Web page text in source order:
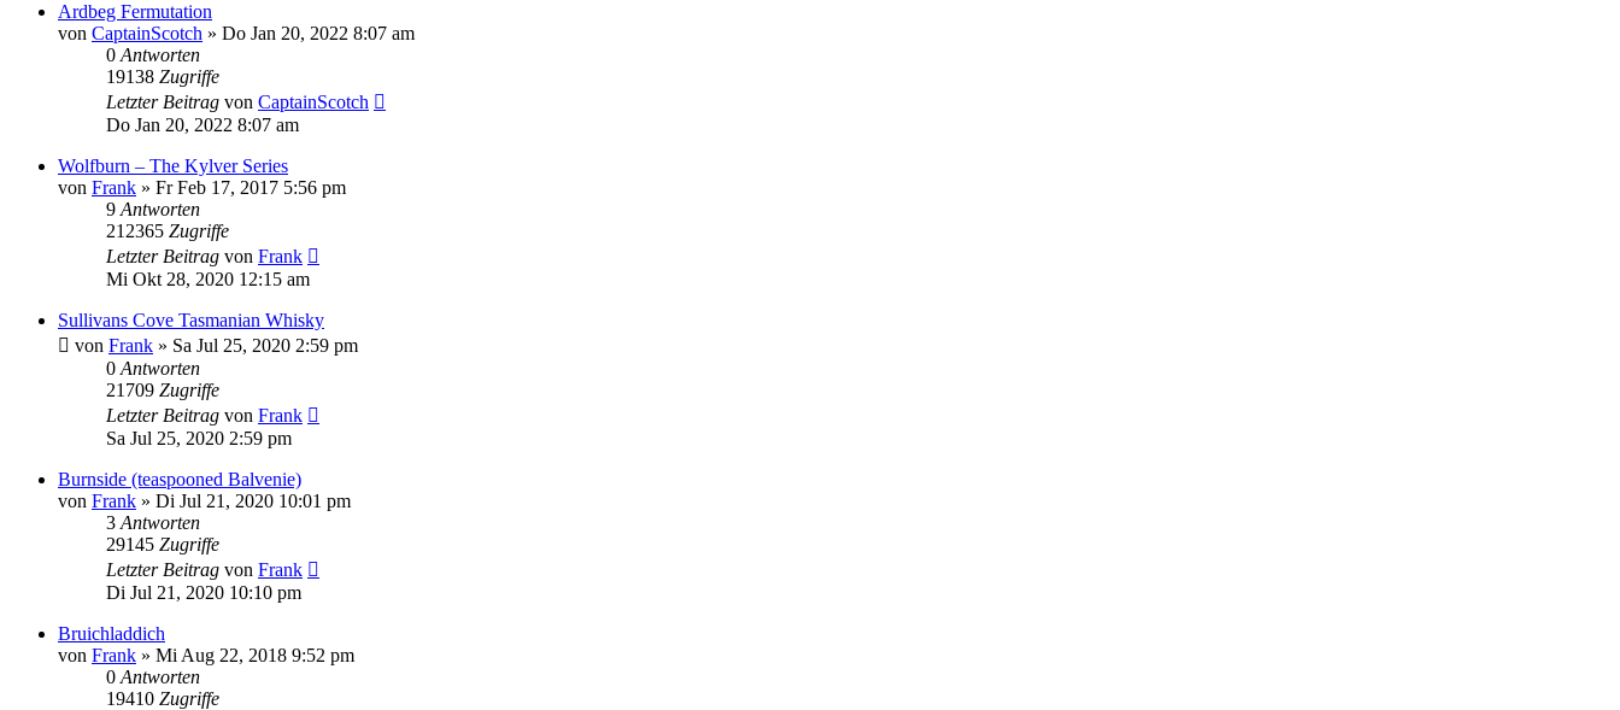
Ardbeg Fermutation
von CaptainScotch » Do Jan 20, 2022 8:07 am
0 Antworten
19138 Zugriffe
Letzter Beitrag von CaptainScotch
Do Jan 20, 2022 8:07 am
Wolfburn – The Kylver Series
von Frank » Fr Feb 17, 2017 5:56 pm
9 Antworten
212365 Zugriffe
Letzter Beitrag von Frank
Mi Okt 28, 2020 12:15 am
Sullivans Cove Tasmanian Whisky
von Frank » Sa Jul 25, 2020 2:59 pm
0 Antworten
21709 Zugriffe
Letzter Beitrag von Frank
Sa Jul 25, 2020 2:59 pm
Burnside (teaspooned Balvenie)
von Frank » Di Jul 21, 2020 10:01 pm
3 Antworten
29145 Zugriffe
Letzter Beitrag von Frank
Di Jul 21, 2020 10:10 pm
Bruichladdich
von Frank » Mi Aug 22, 2018 9:52 pm
0 Antworten
19410 Zugriffe